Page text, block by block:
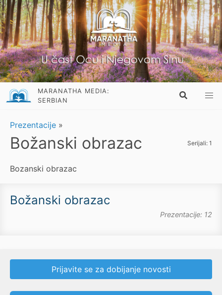
MARANATHA MEDIA:
SERBIAN
Prezentacije »
Božanski obrazac Serijali: 1
Bozanski obrazac
Božanski obrazac
Prezentacije: 12
Prijavite se za dobijanje novosti